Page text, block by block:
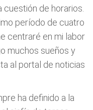
de horarios.
período de cuatro
centraré en mi labor
muchos sueños y
al portal de noticias
ha definido a la